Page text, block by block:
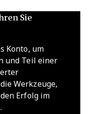
Sie
Konto, um
und Teil einer
Werkzeuge,
Erfolg im